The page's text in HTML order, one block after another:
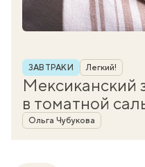
Рубрика
ЗАВТРАКИ Легкий!
Мексиканский
в томатной
Автор
Ольга Чубукова